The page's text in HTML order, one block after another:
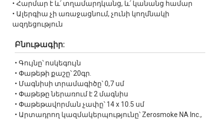
• Հարմար է և՛ տղամարդկանց, և՛ կանանց համար
• Ալերգիա չի առաջացնում, չունի կողմնակի
ազդեցություն
Բնութագիր:
• Գույնը՝ ոսկեգույն
• Փաթեթի քաշը՝ 20գր.
• Մագնիսի տրամագիծը՝ 0,7 սմ
• Փաթեթը ներառում է 2 մագնիս
• Փաթեթավորման չափը՝ 14 х 10.5 սմ
• Արտադրող կազմակերպությունը՝ Zerosmoke NA Inc.,